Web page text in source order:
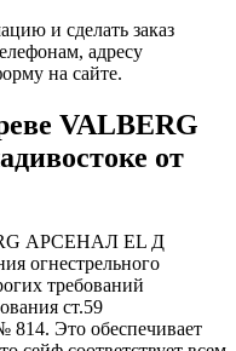
и сделать заказ
адресу
на сайте.
VALBERG
от
АРСЕНАЛ EL Д
огнестрельного
требований
ст.59
814. Это обеспечивает